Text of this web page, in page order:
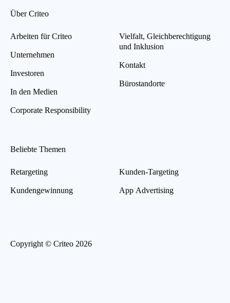
Über Criteo
Arbeiten für Criteo
Unternehmen
Investoren
In den Medien
Corporate Responsibility
Vielfalt, Gleichberechtigung
und Inklusion
Kontakt
Bürostandorte
Beliebte Themen
Retargeting
Kundengewinnung
Kunden-Targeting
App Advertising
Copyright © Criteo 2026